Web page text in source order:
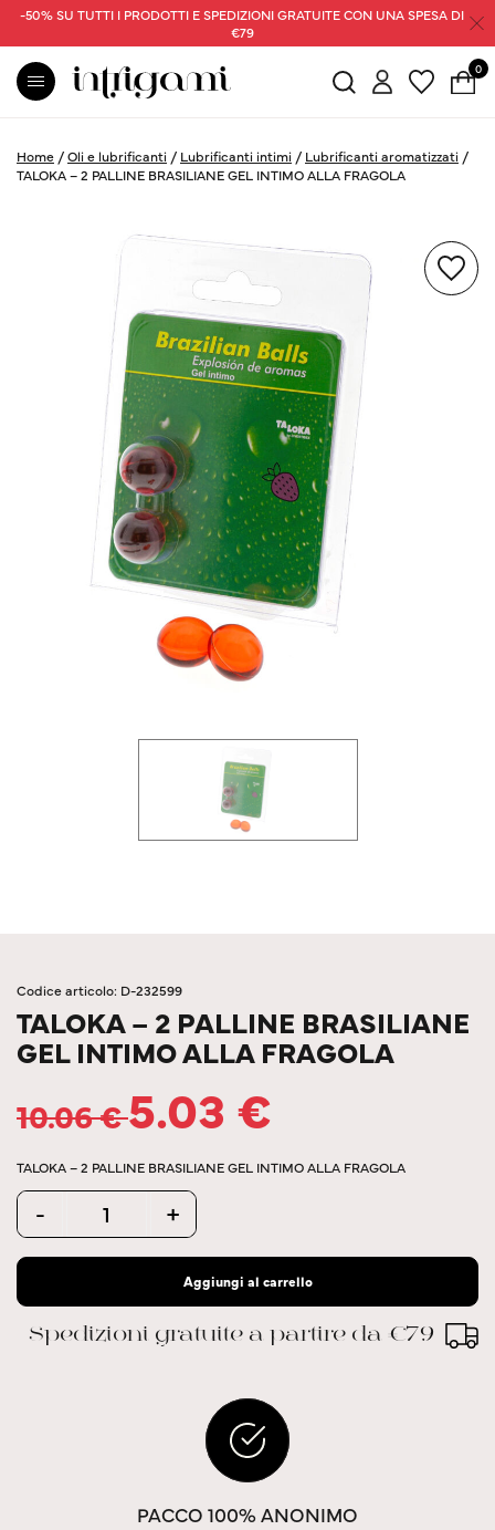
-50% SU TUTTI I PRODOTTI E SPEDIZIONI GRATUITE CON UNA SPESA DI
€79
0
Home /Oli e lubrificanti / Lubrificanti intimi / Lubrificanti aromatizzati /
TALOKA – 2 PALLINE BRASILIANE GEL INTIMO ALLA FRAGOLA
Codice articolo: D-232599
TALOKA – 2 PALLINE BRASILIANE
GEL INTIMO ALLA FRAGOLA
10.06€5.03 €
TALOKA – 2 PALLINE BRASILIANE GEL INTIMO ALLA FRAGOLA
Quantity
- +
Aggiungi al carrello
Spedizioni gratuite a partire da €79
PACCO 100% ANONIMO